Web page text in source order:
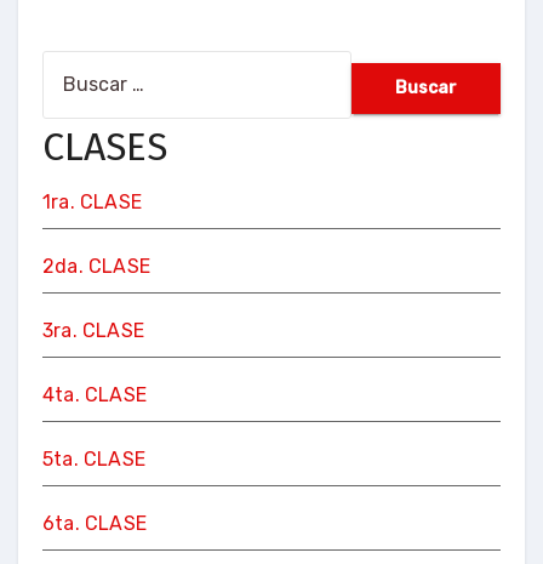
CLASES
1ra. CLASE
2da. CLASE
3ra. CLASE
4ta. CLASE
5ta. CLASE
6ta. CLASE